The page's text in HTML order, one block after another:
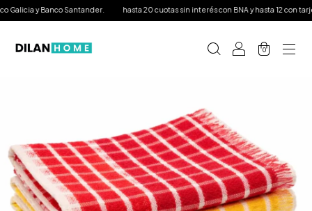
y Banco Santander. hasta 20 cuotas sin interés con BNA y hasta 12 con
0